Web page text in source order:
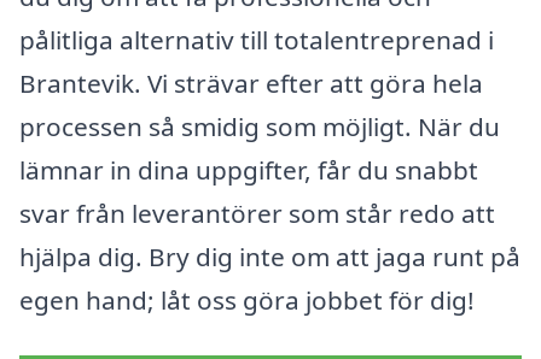
pålitliga alternativ till totalentreprenad i
Brantevik. Vi strävar efter att göra hela
processen så smidig som möjligt. När du
lämnar in dina uppgifter, får du snabbt
svar från leverantörer som står redo att
hjälpa dig. Bry dig inte om att jaga runt på
egen hand; låt oss göra jobbet för dig!